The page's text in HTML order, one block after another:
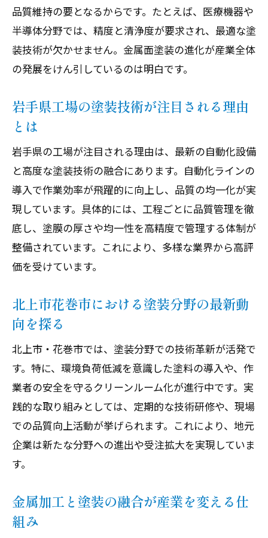
地域製造業における塗装技術の新潮流
製造現場で進化する塗装技術の特徴とは
金属面塗装が地域産業の競争力を強化す
る
地元企業が実践する塗装技術の成功事例
塗装工程の自動化がもたらす現場の変化
を解説
北上市花巻市で注目される塗装人材の重
要性
北上市花巻市で注目される金属面加工の今
金属面加工と塗装技術の最新トレンドに
現場の声で見る金属加工の課題と塗装の
役割
医療や半導体分野で活躍する塗装技術の
進化
塗装の品質管理が製品価値を高める理由
金属加工現場で重視される塗装プロセス
とは
北上・花巻の製造業を支える塗装の現状
塗装技術が現場の品質維持に果たす役割
品質維持の要となるからです。たとえば、医療機器や
半導体分野では、精度と清浄度が要求され、最適な塗
装技術が欠かせません。金属面塗装の進化が産業全体
の発展をけん引しているのは明白です。
岩手県工場の塗装技術が注目される理由
とは
岩手県の工場が注目される理由は、最新の自動化設備
と高度な塗装技術の融合にあります。自動化ラインの
導入で作業効率が飛躍的に向上し、品質の均一化が実
現しています。具体的には、工程ごとに品質管理を徹
底し、塗膜の厚さや均一性を高精度で管理する体制が
整備されています。これにより、多様な業界から高評
価を受けています。
北上市花巻市における塗装分野の最新動
向を探る
北上市・花巻市では、塗装分野での技術革新が活発で
す。特に、環境負荷低減を意識した塗料の導入や、作
業者の安全を守るクリーンルーム化が進行中です。実
践的な取り組みとしては、定期的な技術研修や、現場
での品質向上活動が挙げられます。これにより、地元
企業は新たな分野への進出や受注拡大を実現していま
す。
金属加工と塗装の融合が産業を変える仕
組み